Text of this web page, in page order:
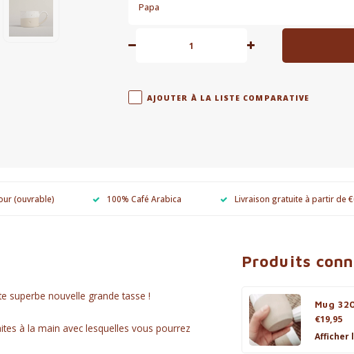
Papa
AJOUTER À LA LISTE COMPARATIVE
(ouvrable) 100% Café Arabica Livraison gratuite à partir de
superbe nouvelle grande tasse !
à la main avec lesquelles vous pourrez
Produits
Mug
€19,95
Afficher